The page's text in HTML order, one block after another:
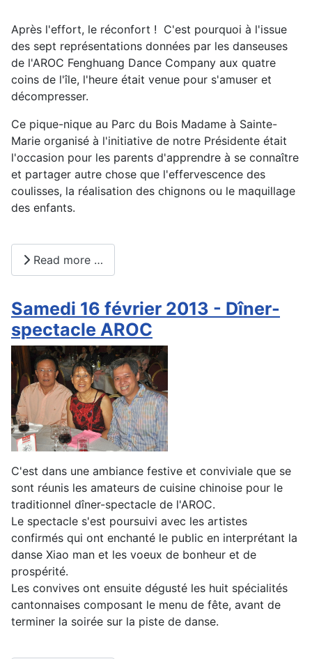
Après l'effort, le réconfort ! C'est pourquoi à l'issue
des sept représentations données par les danseuses
de l'AROC Fenghuang Dance Company aux quatre
coins de l'île, l'heure était venue pour s'amuser et
décompresser.
Ce pique-nique au Parc du Bois Madame à Sainte-
Marie organisé à l'initiative de notre Présidente était
l'occasion pour les parents d'apprendre à se connaître
et partager autre chose que l'effervescence des
coulisses, la réalisation des chignons ou le maquillage
des enfants.
Read more …
Samedi 16 février 2013 - Dîner-
spectacle AROC
C'est dans une ambiance festive et conviviale que se
sont réunis les amateurs de cuisine chinoise pour le
traditionnel dîner-spectacle de l'AROC.
Le spectacle s'est poursuivi avec les artistes
confirmés qui ont enchanté le public en interprétant la
danse Xiao man et les voeux de bonheur et de
prospérité.
Les convives ont ensuite dégusté les huit spécialités
cantonnaises composant le menu de fête, avant de
terminer la soirée sur la piste de danse.